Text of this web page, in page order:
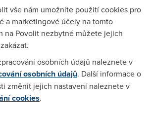
ale právě spotřební elektroniky.
telekomunikace
Stále na ni čekáme
se hovoří již roky. A předpovědi o
zelektronizují, zdigitalizují a...
vše nám umožníte použití cookies pro
a marketingové účely na tomto
na Povolit nezbytné můžete jejich
osobních údajů naleznete v
osobních údajů. Další informace o
změnit jejich nastavení naleznete v
cookies.